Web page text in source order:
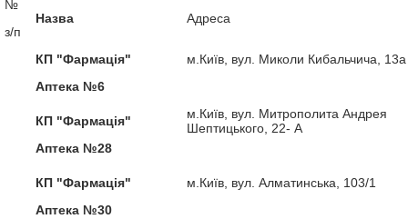
№
з/п
Назва Адреса
КП "Фармація"
Аптека №6
м.Київ, вул. Миколи Кибальчича, 13а
КП "Фармація"
Аптека №28
м.Київ, вул. Митрополита Андрея
Шептицького, 22- А
КП "Фармація"
Аптека №30
м.Київ, вул. Алматинська, 103/1